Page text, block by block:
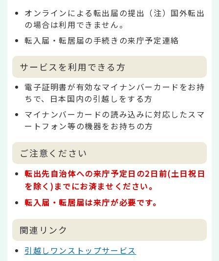
オンラインによる転出届の提出（注）国外転出
の場合は利用できません。
転入届・転居届の手続きの来庁予定連絡
サービスを利用できる方
電子証明書が有効なマイナンバーカードをお持
ちで、日本国内の引越しをする方
マイナンバーカードの読み込みに対応したスマ
ートフォン等の機器をお持ちの方
ご注意ください
転出先自治体への来庁予定日の2日前(土日祝日
を除く)までにお済ませください。
転入届・転居届は来庁が必要です。
関連リンク
引越しワンストップサービス